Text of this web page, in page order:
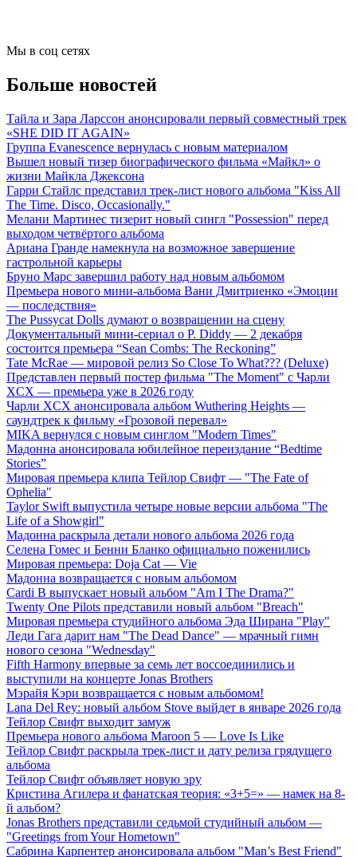
Мы в соц сетях
Больше новостей
Тайла и Зара Ларссон анонсировали первый совместный трек
«SHE DID IT AGAIN»
Группа Evanescence вернулась с новым материалом
Вышел новый тизер биографического фильма «Майкл» о
жизни Майкла Джексона
Гарри Стайлс представил трек-лист нового альбома "Kiss All
The Time. Disco, Occasionally."
Мелани Мартинес тизерит новый сингл "Possession" перед
выходом четвёртого альбома
Ариана Гранде намекнула на возможное завершение
гастрольной карьеры
Бруно Марс завершил работу над новым альбомом
Премьера нового мини-альбома Вани Дмитриенко «Эмоции
— последствия»
The Pussycat Dolls думают о возвращении на сцену
Документальный мини-сериал о P. Diddy — 2 декабря
состоится премьера “Sean Combs: The Reckoning”
Tate McRae — мировой релиз So Close To What??? (Deluxe)
Представлен первый постер фильма "The Moment" с Чарли
XCX — премьера уже в 2026 году
Чарли XCX анонсировала альбом Wuthering Heights —
саундтрек к фильму «Грозовой перевал»
MIKA вернулся с новым синглом "Modern Times"
Мадонна анонсировала юбилейное переиздание “Bedtime
Stories”
Мировая премьера клипа Тейлор Свифт — "The Fate of
Ophelia"
Taylor Swift выпустила четыре новые версии альбома "The
Life of a Showgirl"
Мадонна раскрыла детали нового альбома 2026 года
Селена Гомес и Бенни Бланко официально поженились
Мировая премьера: Doja Cat — Vie
Мадонна возвращается с новым альбомом
Cardi B выпускает новый альбом "Am I The Drama?"
Twenty One Pilots представили новый альбом "Breach"
Мировая премьера студийного альбома Эда Ширана "Play"
Леди Гага дарит нам "The Dead Dance" — мрачный гимн
нового сезона "Wednesday"
Fifth Harmony впервые за семь лет воссоединились и
выступили на концерте Jonas Brothers
Мэрайя Кэри возвращается с новым альбомом!
Lana Del Rey: новый альбом Stove выйдет в январе 2026 года
Тейлор Свифт выходит замуж
Премьера нового альбома Maroon 5 — Love Is Like
Тейлор Свифт раскрыла трек-лист и дату релиза грядущего
альбома
Тейлор Свифт объявляет новую эру
Кристина Агилера и фанатская теория: «3+5=» — намек на 8-
й альбом?
Jonas Brothers представили седьмой студийный альбом —
"Greetings from Your Hometown"
Сабрина Карпентер анонсировала альбом "Man’s Best Friend"